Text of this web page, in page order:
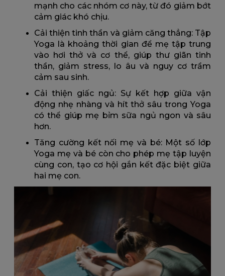
mạnh cho các nhóm cơ này, từ đó giảm bớt
cảm giác khó chịu.
Cải thiện tinh thần và giảm căng thẳng: Tập
Yoga là khoảng thời gian để mẹ tập trung
vào hơi thở và cơ thể, giúp thư giãn tinh
thần, giảm stress, lo âu và nguy cơ trầm
cảm sau sinh.
Cải thiện giấc ngủ: Sự kết hợp giữa vận
động nhẹ nhàng và hít thở sâu trong Yoga
có thể giúp mẹ bỉm sữa ngủ ngon và sâu
hơn.
Tăng cường kết nối mẹ và bé: Một số lớp
Yoga mẹ và bé còn cho phép mẹ tập luyện
cùng con, tạo cơ hội gắn kết đặc biệt giữa
hai mẹ con.